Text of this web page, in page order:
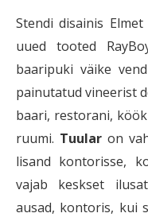
Stendi disainis
uued tooted
baaripuki väike
painutatud vineerist
baari, restorani,
ruumi. Tuular on
lisand kontorisse,
vajab keskset
ausad, kontoris, kui